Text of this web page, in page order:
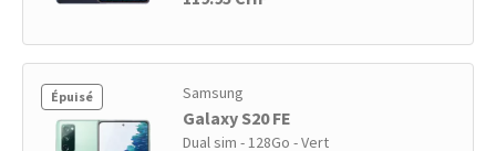
Épuisé Samsung
Galaxy S20 FE
Dual sim - 128Go - Vert